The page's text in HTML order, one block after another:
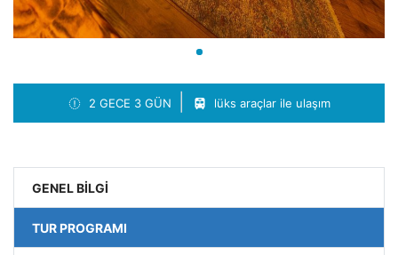
2 GECE 3 GÜN lüks araçlar ile ulaşım
GENEL BİLGİ
TUR PROGRAMI